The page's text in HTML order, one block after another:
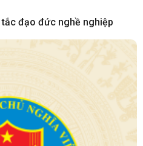
tắc đạo đức nghề nghiệp